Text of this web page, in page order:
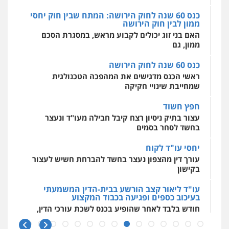
מאיה בלום, עו"ס, טיפול ושיקום
טיפול בהתמכרויות שירותים מקצועיים
לעורכי דין
עו"ד ד"ר אבי שקד
עבירות כלכליות
0544385337
איתי חקירות – שירותים לעורכי דין
חקירות פרטיות
אישות
איתורים
ניר קידר – צלם
צילום עורכי דין שירותים מקצועיים לעורכי
כנס 60 שנה לחוק הירושה
ראשי הכנס מדגישים את המהפכה הטכנולגית
שמחייבת שינויי חקיקה
עצור בתיק ניסיון רצח קיבל חבילה מעו"ד ונעצר
בחשד לסחר בסמים
עורך דין מהצפון נעצר בחשד להברחת חשיש לעצור
בקישון
בעיכוב כספים ופגיעה בכבוד המקצוע
חודש בלבד לאחר שהופיע בכנס לשכת עורכי הדין,
קצב הורשע
10 מיליון
עורך-דין חשוד בהעלמת הכנסות והתחמקות ממס
רכישה